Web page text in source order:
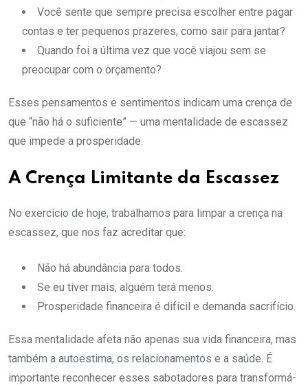
Você sente que sempre precisa escolher entre pagar
contas e ter pequenos prazeres, como sair para jantar?
Quando foi a última vez que você viajou sem se
preocupar com o orçamento?
Esses pensamentos e sentimentos indicam uma crença de
que “não há o suficiente” — uma mentalidade de escassez
que impede a prosperidade.
A Crença Limitante da Escassez
No exercício de hoje, trabalhamos para limpar a crença na
escassez, que nos faz acreditar que:
Não há abundância para todos.
Se eu tiver mais, alguém terá menos.
Prosperidade financeira é difícil e demanda sacrifício.
Essa mentalidade afeta não apenas sua vida financeira, mas
também a autoestima, os relacionamentos e a saúde. É
importante reconhecer esses sabotadores para transformá-